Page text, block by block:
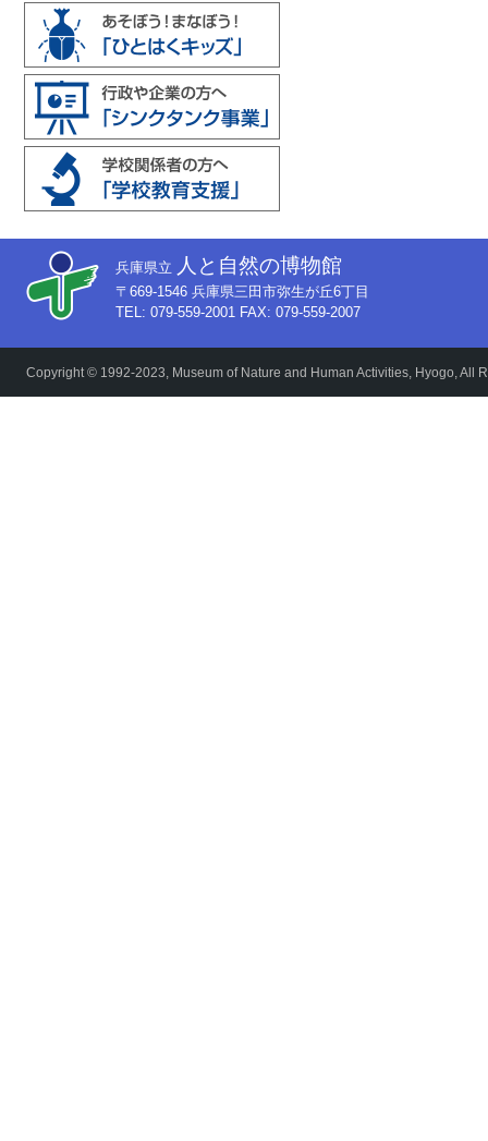
兵庫県立 人と自然の博物館
〒669-1546 兵庫県三田市弥生が丘6丁目
TEL: 079-559-2001 FAX: 079-559-2007
Copyright © 1992-2023, Museum of Nature and Human Activities, Hyogo, All